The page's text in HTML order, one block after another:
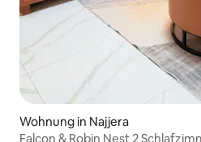
Wohnung in Najjera
Falcon & Robin Nest 2